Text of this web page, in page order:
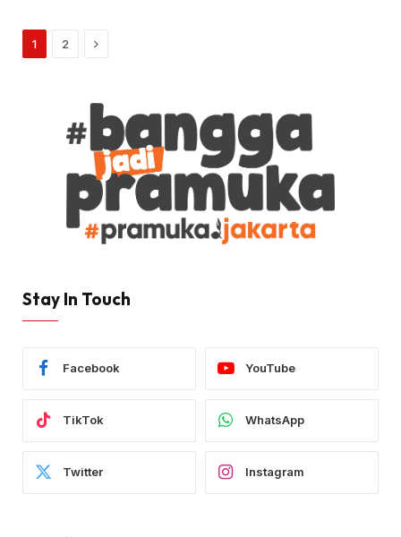
1 2 Next
Stay In Touch
Facebook YouTube
TikTok WhatsApp
Twitter Instagram